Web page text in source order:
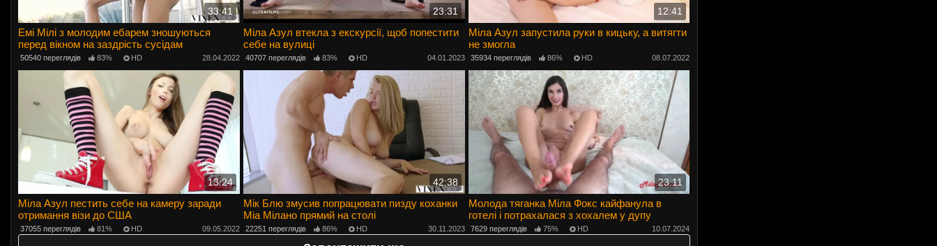
33:41
Емі Мілі з молодим ебарем зношуються
перед вікном на заздрість сусідам
50540 переглядів 83% HD 28.04.2022
23:31
Міла Азул втекла з екскурсії, щоб попестити
себе на вулиці
40707 переглядів 83% HD 04.01.2023
12:41
Міла Азул запустила руки в кицьку, а витягти
не змогла
35934 переглядів 86% HD 08.07.2022
13:24
Міла Азул пестить себе на камеру заради
отримання візи до США
37055 переглядів 81% HD 09.05.2022
42:38
Мік Блю змусив попрацювати пизду коханки
Міа Мілано прямий на столі
22251 переглядів 86% HD 30.11.2023
23:11
Молода тяганка Міла Фокс кайфанула в
готелі і потрахалася з хохалем у дупу
7629 переглядів 75% HD 10.07.2024